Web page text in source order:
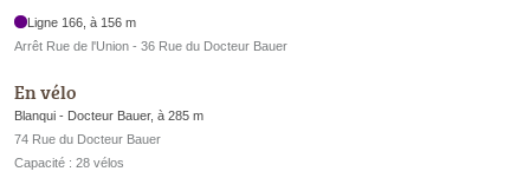
Ligne 166, à 156 m
Arrêt Rue de l'Union - 36 Rue du Docteur Bauer
En vélo
Blanqui - Docteur Bauer, à 285 m
74 Rue du Docteur Bauer
Capacité : 28 vélos